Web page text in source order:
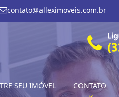
contato@alleximoveis.com.br
SEU IMÓVEL CONTATO